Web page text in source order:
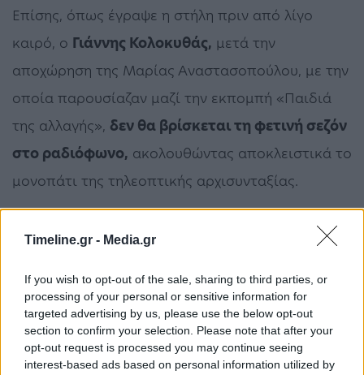
Timeline.gr - Media.gr
If you wish to opt-out of the sale, sharing to third parties, or
processing of your personal or sensitive information for
targeted advertising by us, please use the below opt-out
section to confirm your selection. Please note that after your
opt-out request is processed you may continue seeing
interest-based ads based on personal information utilized by
Επίσης, όπως έγραψε η στήλη πριν από λίγο
καιρό, ο Γιάννης Κολοκυθάς, μετά την
αποχώρηση της Μαρίας Αναστασοπούλου, με την
οποία παρουσίαζαν μαζί την εκπομπή «Παιδιά
της αλλαγής», δεν θα βρίσκεται τη φετινή σεζόν
στο ραδιόφωνο, ακολουθώντας αποκλειστικά το
μονοπάτι της τηλεοπτικής αρχισυνταξίας.
*Δημοσιεύθηκε στο ένθετο Secret της εφημερίδας
Παραπολιτικά στις 6 Αυγούστου 2022
Άκης Παυλόπουλος Δημήτρης Οικονόμου
ΠΡΟΗΓΟΎΜΕΝΟ ΆΡΘΡΟ ΕΠΌΜΕΝΟ ΆΡΘΡΟ